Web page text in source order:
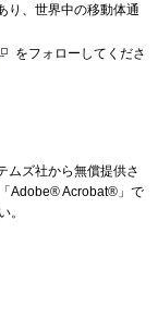
り、世界中の移動体通
をフォローしてくださ
ムズ社から無償提供さ
Adobe® Acrobat®」で
。